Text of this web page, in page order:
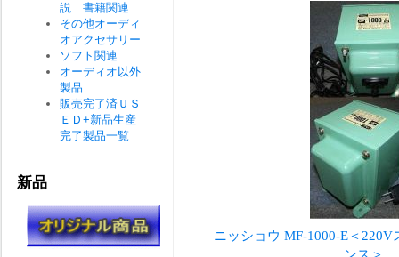
ニッショウ MF-1000-E＜
ンス＞
説 書籍関連
その他オーディ
オアクセサリー
ソフト関連
オーディオ以外
製品
販売完了済ＵＳ
ＥＤ+新品生産
完了製品一覧
新品